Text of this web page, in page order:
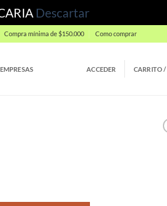
Descartar
Compra mínima de $150.000 Como comprar
EMPRESAS ACCEDER CARRITO /